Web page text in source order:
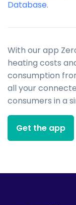
Database.
With our app
heating costs
consumption
all your
consumers in a
Get the app